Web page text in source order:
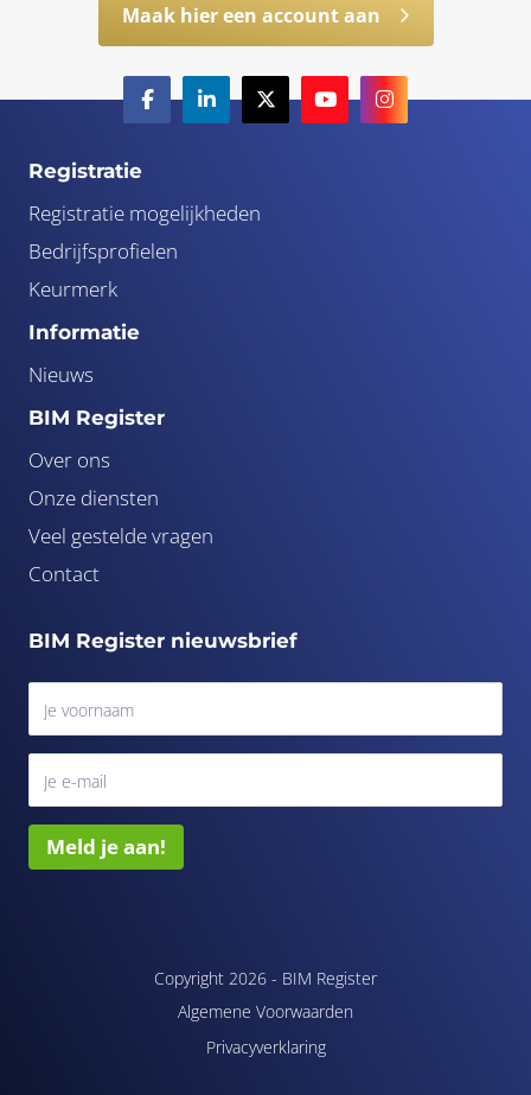
Maak hier een account aan
Registratie
Registratie mogelijkheden
Bedrijfsprofielen
Keurmerk
Informatie
Nieuws
BIM Register
Over ons
Onze diensten
Veel gestelde vragen
Contact
BIM Register nieuwsbrief
Meld je aan!
Copyright 2026 - BIM Register
Algemene Voorwaarden
Privacyverklaring